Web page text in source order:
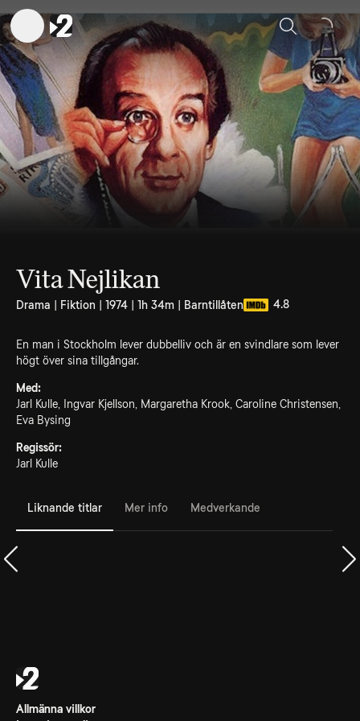
Sök
Vita Nejlikan
Drama | Fiktion | 1974 | 1h 34m | Barntillåten 4.8
En man i Stockholm lever dubbelliv och är en svindlare som lever
högt över sina tillgångar.
Med:
Jarl Kulle, Ingvar Kjellson, Margaretha Krook, Caroline Christensen,
Eva Bysing
Regissör:
Jarl Kulle
Liknande titlar Mer info Medverkande
Allmänna villkor